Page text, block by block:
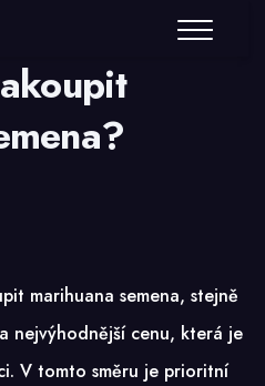
marihuana semena, stejně
nejvýhodnější cenu, která je
V tomto směru je prioritní